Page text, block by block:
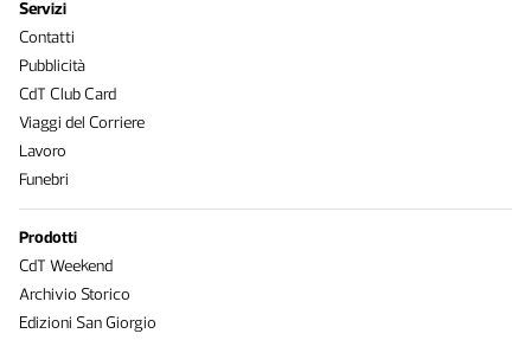
Servizi
Contatti
Pubblicità
CdT Club Card
Viaggi del Corriere
Lavoro
Funebri
Prodotti
CdT Weekend
Archivio Storico
Edizioni San Giorgio